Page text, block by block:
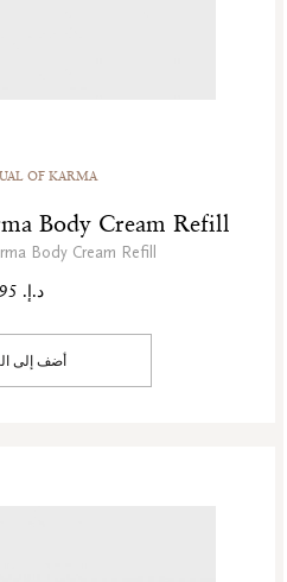
OF KARMA
Body Cream Refill
Body Cream Refill
د.إ. 95
أضف إلى